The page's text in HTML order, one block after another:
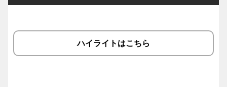
ハイライトはこちら